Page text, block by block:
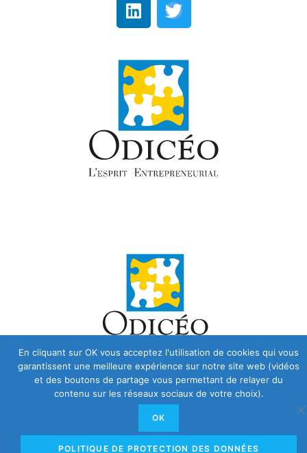
En cliquant sur OK vous acceptez l'utilisation de cookies qui vous
garantissent une meilleure expérience sur notre site web (vidéos
et des boutons de partage vous permettant de relayer du
contenu sur les réseaux sociaux de votre choix).
OK
POLITIQUE DE PROTECTION DES DONNÉES